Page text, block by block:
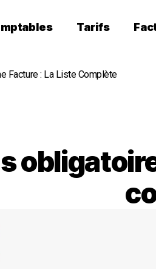
Tarifs
Facture : La Liste Complète